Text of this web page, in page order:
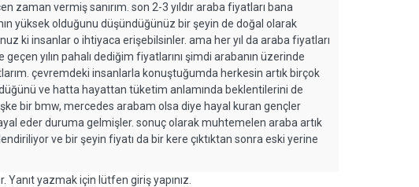
zaman vermiş sanırım. son 2-3 yıldır araba fiyatları bana
yüksek olduğunu düşündüğünüz bir şeyin de doğal olarak
ki insanlar o ihtiyaca erişebilsinler. ama her yıl da araba fiyatları
yılın pahalı dediğim fiyatlarını şimdi arabanın üzerinde
çevremdeki insanlarla konuştuğumda herkesin artık birçok
ve hatta hayattan tüketim anlamında beklentilerini de
bir bmw, mercedes arabam olsa diye hayal kuran gençler
eder duruma gelmişler. sonuç olarak muhtemelen araba artık
ve bir şeyin fiyatı da bir kere çıktıktan sonra eski yerine
Yanıt yazmak için lütfen giriş yapınız.